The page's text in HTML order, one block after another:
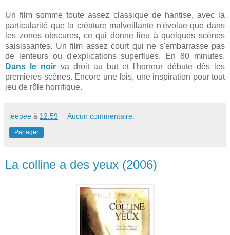
Un film somme toute assez classique de hantise, avec la
particularité que la créature malveillante n'évolue que dans
les zones obscures, ce qui donne lieu à quelques scènes
saisissantes. Un film assez court qui ne s'embarrasse pas
de lenteurs ou d'explications superflues. En 80 minutes,
Dans le noir va droit au but et l'horreur débute dès les
premières scènes. Encore une fois, une inspiration pour tout
jeu de rôle horrifique.
jeepee à 12:59 Aucun commentaire:
Partager
La colline a des yeux (2006)